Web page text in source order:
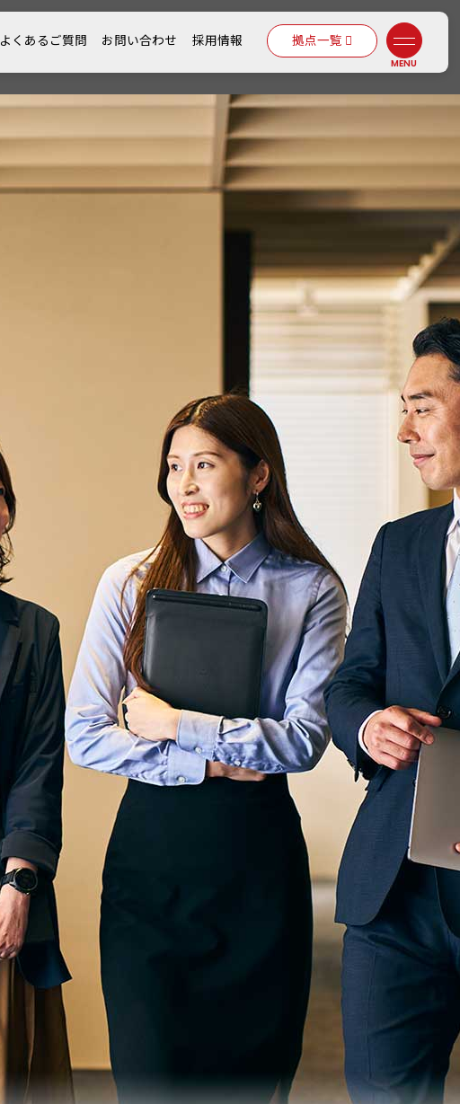
よくあるご質問 お問い合わせ 採用情報 拠点一覧